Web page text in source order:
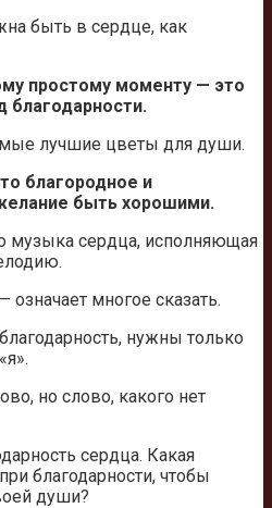
быть в сердце, как
простому моменту — это
благодарности.
лучшие цветы для души.
благородное и
быть хорошими.
музыка сердца, исполняющая
означает многое сказать.
нужны только
но слово, какого нет
сердца. Какая
благодарности, чтобы
души?